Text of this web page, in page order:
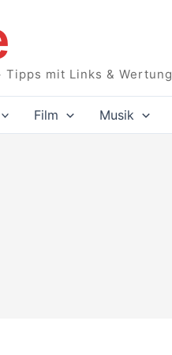
mit Links & Wertung
Film Musik